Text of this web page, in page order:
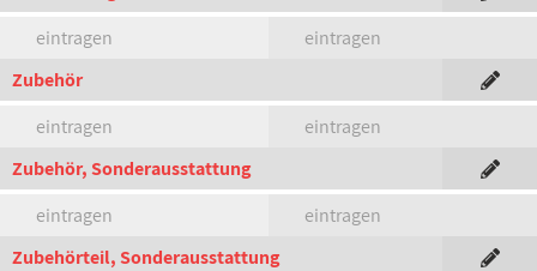
eintragen
eintragen
Zubehör
eintragen
eintragen
Zubehör, Sonderausstattung
eintragen
eintragen
Zubehörteil, Sonderausstattung